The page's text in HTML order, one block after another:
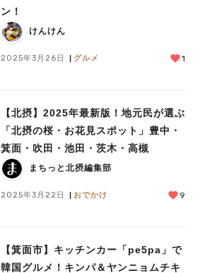
ン！
けんけん
2025年3月26日 グルメ 1
【北摂】2025年最新版！地元民が選ぶ
「北摂の桜・お花見スポット」豊中・
箕面・吹田・池田・茨木・高槻
まちっと北摂編集部
2025年3月22日 おでかけ 9
【箕面市】キッチンカー「pe5pa」で
韓国グルメ！キンパ＆ヤンニョムチキ